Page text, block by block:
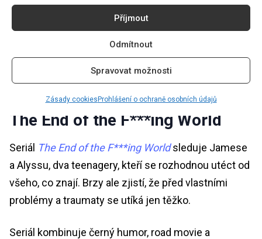
Příjmout
Odmítnout
Spravovat možnosti
Zásady cookiesProhlášení o ochraně osobních údajů
The End of the F***ing World
Seriál The End of the F***ing Worldsleduje Jamese
a Alyssu, dva teenagery, kteří se rozhodnou utéct od
všeho, co znají. Brzy ale zjistí, že před vlastními
problémy a traumaty se utíká jen těžko.
Seriál kombinuje černý humor, road movie a